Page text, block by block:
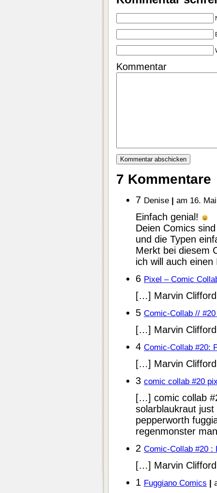
Kommentar
7 Kommentare
7 Denise | am 16.
Einfach genial!
Deien Comics
und die Typen
Merkt bei diesem
ich will auch
6 Pixel – Comic
[…] Marvin
5 Comic-Collab //
[…] Marvin
4 Comic-Collab #20:
[…] Marvin
3 comic collab #20
[…] comic collab
solarblaukraut
pepperworth
regenmonster
2 Comic-Collab #20 :
[…] Marvin
1 Fuggiano Comics |